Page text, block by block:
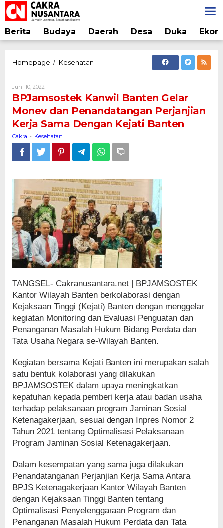
Lewati
ke
konten
Berita Budaya Daerah Desa Duka
Homepage / Kesehatan
Monev
dan
Penandatangan
Perjanjian
Kerja
Sama
Dengan
Banten
Juni 10, 2022
BPJamsostek Kanwil Banten Gelar
Monev dan Penandatangan Perjanjian
Kerja Sama Dengan Kejati Banten
Cakra - Kesehatan
TANGSEL- Cakranusantara.net | BPJAMSOSTEK
Kantor Wilayah Banten berkolaborasi dengan
Kejaksaan Tinggi (Kejati) Banten dengan menggelar
kegiatan Monitoring dan Evaluasi Penguatan dan
Penanganan Masalah Hukum Bidang Perdata dan
Tata Usaha Negara se-Wilayah Banten.
Kegiatan bersama Kejati Banten ini merupakan salah
satu bentuk kolaborasi yang dilakukan
BPJAMSOSTEK dalam upaya meningkatkan
kepatuhan kepada pemberi kerja atau badan usaha
terhadap pelaksanaan program Jaminan Sosial
Ketenagakerjaan, sesuai dengan Inpres Nomor 2
Tahun 2021 tentang Optimalisasi Pelaksanaan
Program Jaminan Sosial Ketenagakerjaan.
Dalam kesempatan yang sama juga dilakukan
Penandatanganan Perjanjian Kerja Sama Antara
BPJS Ketenagakerjaan Kantor Wilayah Banten
dengan Kejaksaan Tinggi Banten tentang
Optimalisasi Penyelenggaraan Program dan
Penanganan Masalah Hukum Perdata dan Tata